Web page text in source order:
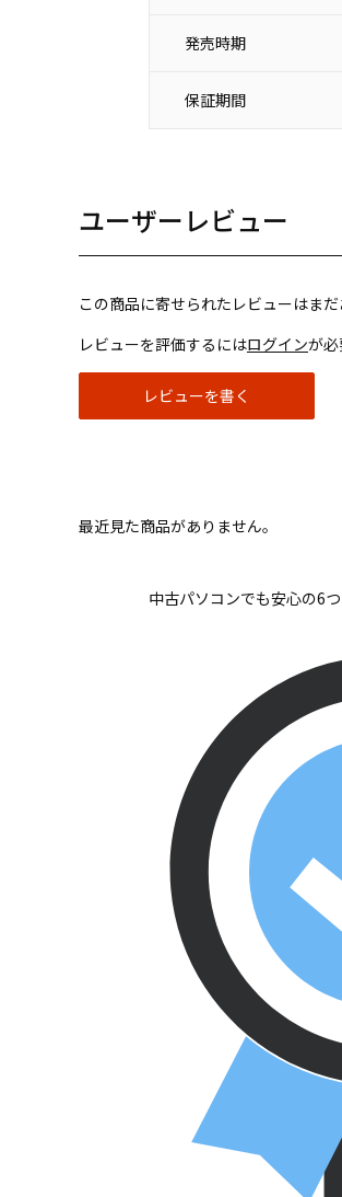
発売時期
保証期間
ユーザーレビュー
この商品に寄せられたレビューはまだ
レビューを評価するにはログインが必
レビューを書く
最近見た商品がありません。
中古パソコンでも安心の6